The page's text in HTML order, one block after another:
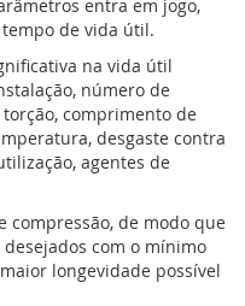
entra em jogo,
de vida útil.
na vida útil
número de
comprimento de
desgaste contra
agentes de
compressão, de modo que
com o mínimo
longevidade possível